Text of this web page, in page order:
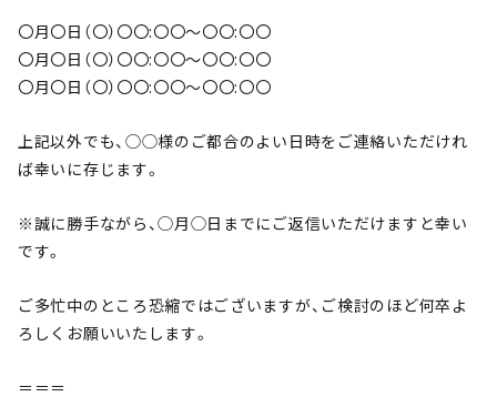
〇月〇日（〇）〇〇:〇〇～〇〇:〇〇
〇月〇日（〇）〇〇:〇〇～〇〇:〇〇
〇月〇日（〇）〇〇:〇〇～〇〇:〇〇
上記以外でも、◯◯様のご都合のよい日時をご連絡いただけれ
ば幸いに存じます。
※誠に勝手ながら、◯月◯日までにご返信いただけますと幸い
です。
ご多忙中のところ恐縮ではございますが、ご検討のほど何卒よ
ろしくお願いいたします。
＝＝＝